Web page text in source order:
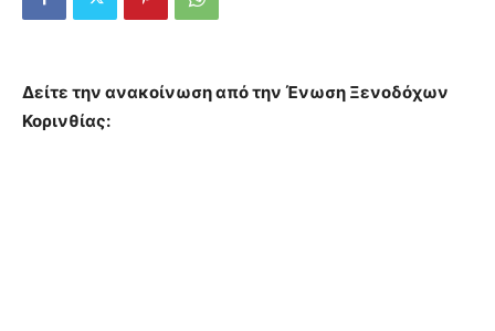
Δείτε την ανακοίνωση από την Ένωση Ξενοδόχων
Κορινθίας: